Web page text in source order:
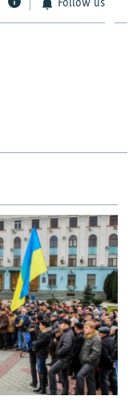
Follow us